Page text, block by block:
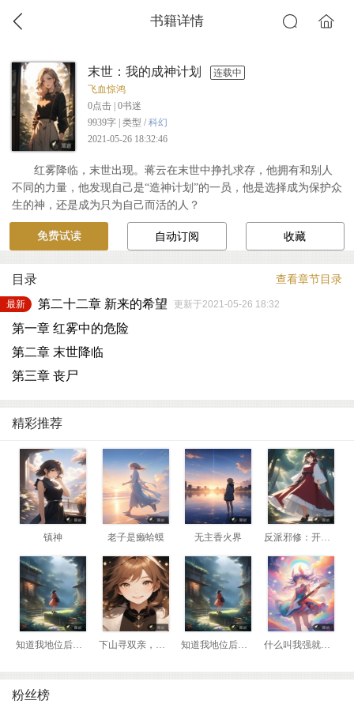
书籍详情
末世：我的成神计划
连载中
飞血惊鸿
0点击 | 0书迷
9939字 | 类型 / 科幻
2021-05-26 18:32:46
红雾降临，末世出现。蒋云在末世中挣扎求存，他拥有和别人
不同的力量，他发现自己是“造神计划”的一员，他是选择成为保护众
生的神，还是成为只为自己而活的人？
免费试读 自动订阅 收藏
目录 查看章节目录
最新 第二十二章 新来的希望 更新于2021-05-26 18:32
第一章 红雾中的危险
第二章 末世降临
第三章 丧尸
精彩推荐
镇神 老子是癞蛤蟆 无主香火界 反派邪修：开局我是瘸腿老头
知道我地位后，前妻悔哭了 下山寻双亲，我靠相术断生死！ 知道我地位后，前妻悔哭了 什么叫我强就该死？那我换到妖兽阵营！
粉丝榜